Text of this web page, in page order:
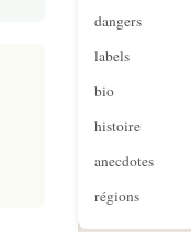
dangers
labels
bio
histoire
anecdotes
régions